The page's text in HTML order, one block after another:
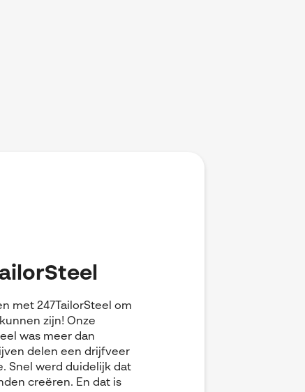
met 247TailorSteel om
zijn! Onze
was meer dan
delen een drijfveer
Snel werd duidelijk dat
creëren. En dat is